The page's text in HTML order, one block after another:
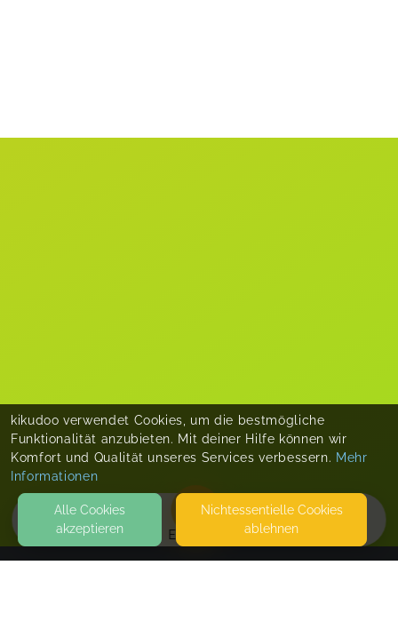
EVENTS
kikudoo verwendet Cookies, um die bestmögliche
Funktionalität anzubieten. Mit deiner Hilfe können wir
Komfort und Qualität unseres Services verbessern. Mehr
Informationen
Alle Cookies
akzeptieren
Nicht­essentielle Cookies
ablehnen